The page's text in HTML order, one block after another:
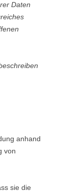
Daten
anhand
von
sie die